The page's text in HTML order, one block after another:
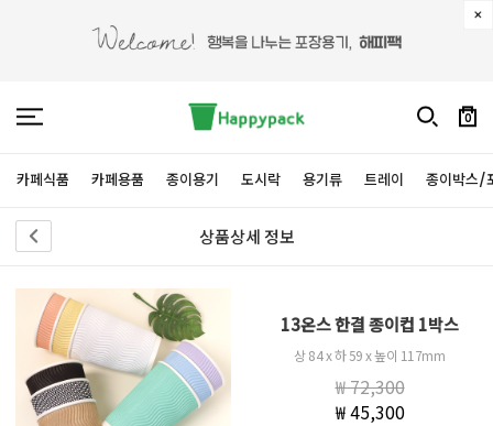
0
카페식품 카페용품 종이용기 도시락 용기류 트레이 종이박스/
상품상세 정보
13온스 한결 종이컵 1박스
상 84 x 하 59 x 높이 117mm
₩ 72,300
₩ 45,300